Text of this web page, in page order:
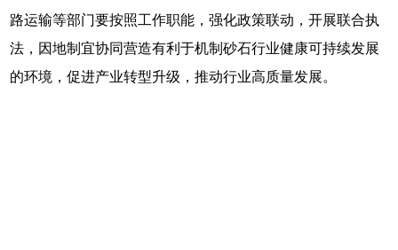
路运输等部门要按照工作职能，强化政策联动，开展联合执
法，因地制宜协同营造有利于机制砂石行业健康可持续发展
的环境，促进产业转型升级，推动行业高质量发展。